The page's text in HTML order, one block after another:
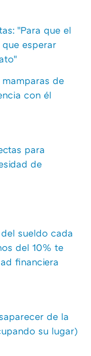
"Para que el
esperar
de
con él
para
de
sueldo cada
del 10% te
financiera
de la
su lugar)